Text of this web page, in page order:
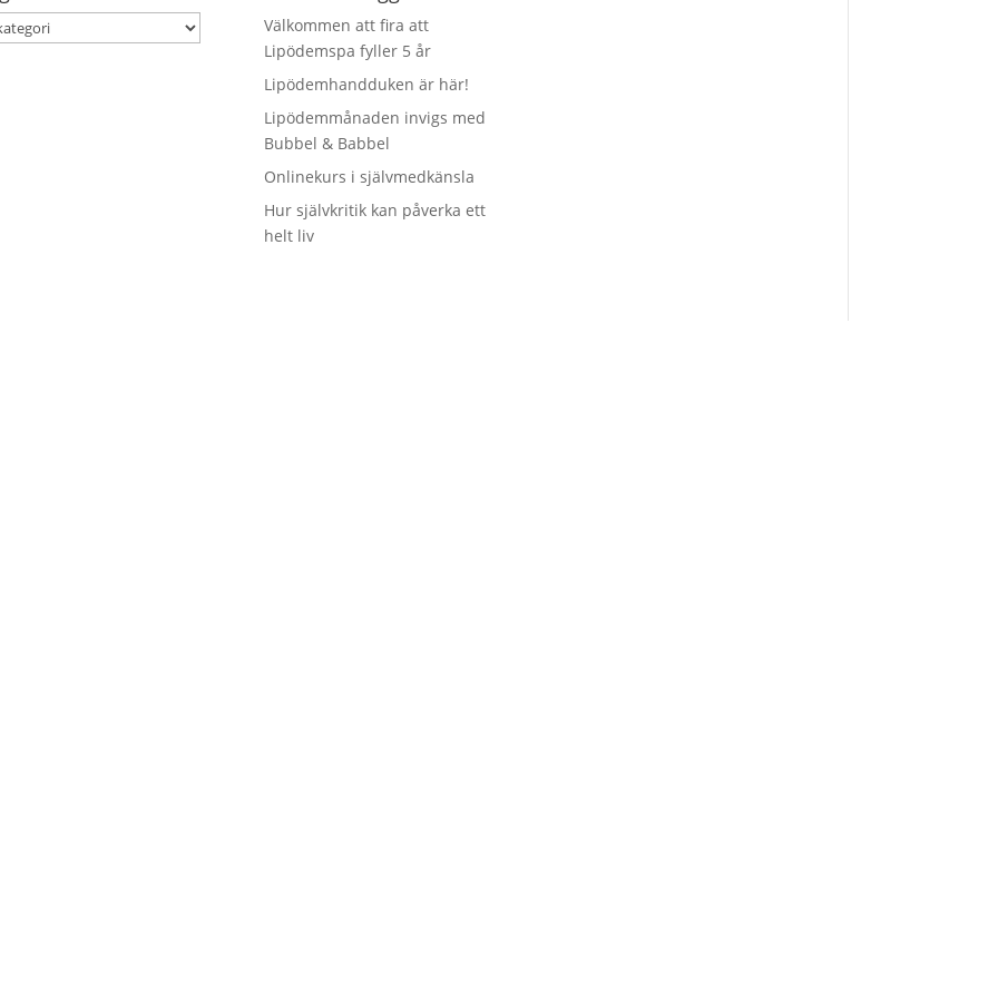
Välkommen att fira att
Lipödemspa fyller 5 år
Lipödemhandduken är här!
Lipödemmånaden invigs med
Bubbel & Babbel
Onlinekurs i självmedkänsla
Hur självkritik kan påverka ett
helt liv